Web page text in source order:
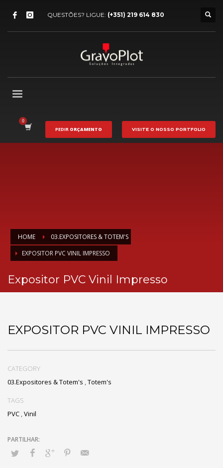
QUESTÕES? LIGUE: (+351) 219 614 830
PEDIR ORÇAMENTO VISITE O NOSSO PORTFOLIO
HOME
03.EXPOSITORES & TOTEM'S
EXPOSITOR PVC VINIL IMPRESSO
Expositor PVC Vinil Impresso
EXPOSITOR PVC VINIL IMPRESSO
CATEGORY
03.Expositores & Totem's ,Totem's
TAGS
PVC ,Vinil